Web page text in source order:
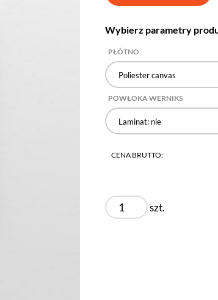
Wybierz parametry
PŁÓTNO
Poliester canvas
POWŁOKA WERNIKS
Laminat: nie
CENA BRUTTO:
szt.